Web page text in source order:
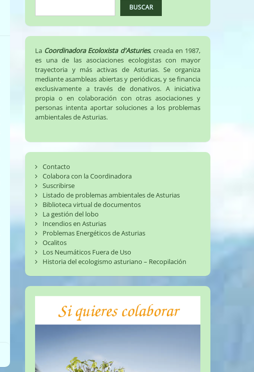
BUSCAR
La Coordinadora Ecoloxista d'Asturies, creada en 1987,
es una de las asociaciones ecologistas con mayor
trayectoria y más activas de Asturias. Se organiza
mediante asambleas abiertas y periódicas, y se financia
exclusivamente a través de donativos. A iniciativa
propia o en colaboración con otras asociaciones y
personas intenta aportar soluciones a los problemas
ambientales de Asturias.
Contacto
Colabora con la Coordinadora
Suscribirse
Listado de problemas ambientales de Asturias
Biblioteca virtual de documentos
La gestión del lobo
Incendios en Asturias
Problemas Energéticos de Asturias
Ocalitos
Los Neumáticos Fuera de Uso
Historia del ecologismo asturiano – Recopilación